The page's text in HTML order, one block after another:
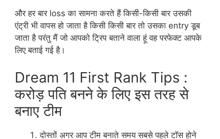
और हर बार loss का सामना करते हैं किसी-किसी बार उसकी
एंट्री भी वापस हो जाता है किसी किसी बार तो उसका entry डूब
जाता है परंतु मैं जो आपको ट्रिप बताने वाला हूं वह परफेक्ट आपके
लिए बताई गई है।
Dream 11 First Rank Tips :
करोड़ पति बनने के लिए इस तरह से
बनाए टीम
दोस्तों अगर आप टीम बनाते समय सबसे पहले टॉस होने